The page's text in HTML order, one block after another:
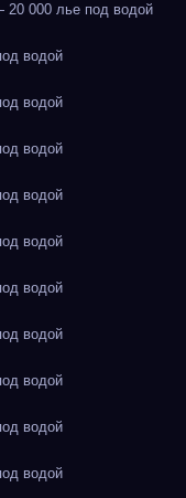
000 лье под водой
водой
водой
водой
водой
водой
водой
водой
водой
водой
водой